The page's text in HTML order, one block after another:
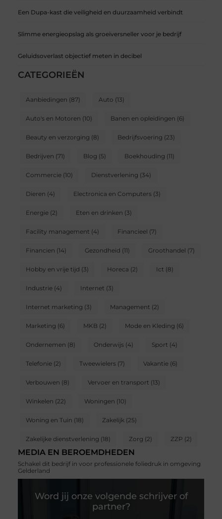
Een Dupa-kast die veiligheid en duurzaamheid verbindt
Slimme energieopslag als groeiversneller voor je bedrijf
Geluidsoverlast objectief meten in decibel
CATEGORIEËN
Aanbiedingen (87) Auto (13)
Auto's en Motoren (10) Banen en opleidingen (6)
Beauty en verzorging (8) Bedrijfsvoering (23)
Bedrijven (71) Blog (5) Boekhouding (11)
Commercie(10) Dienstverlening (34)
Dieren (4) Electronica en Computers(3)
Energie(2) Eten en drinken (3)
Facility management (4) Financieel (7)
Financien (14) Gezondheid (11) Groothandel (7)
Hobby en vrije tijd (3) Horeca (2) Ict (8)
Industrie(4) Internet (3)
Internet marketing (3) Management (2)
Marketing (6) MKB (2) Mode en Kleding (6)
Ondernemen (8) Onderwijs(4) Sport (4)
Telefonie(2) Tweewielers(7) Vakantie(6)
Verbouwen (8) Vervoer en transport (13)
Winkelen (22) Woningen (10)
Woning en Tuin (18) Zakelijk (25)
Zakelijke dienstverlening (18) Zorg (2) ZZP (2)
MEDIA EN BEROEMDHEDEN
Schakel dit bedrijf in voor professionele foliedruk in omgeving
Gelderland
Word jij onze volgende schrijver of
partner?